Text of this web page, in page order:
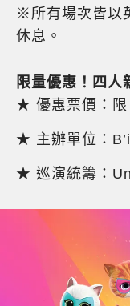
※所有場次皆以
休息。
限量優惠！四人
★ 優惠票價：
★ 主辦單位：
★ 巡演統籌：